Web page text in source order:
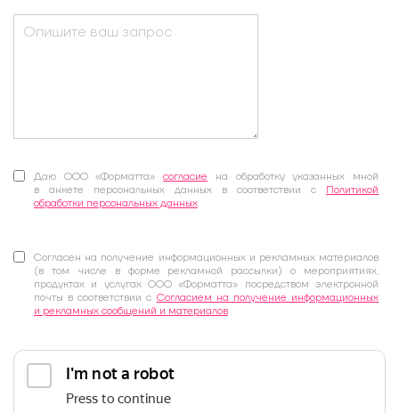
Даю ООО «Форматта»согласие на обработку указанных мной
в анкете персональных данных в соответствии с Политикой
обработки персональных данных
Согласен на получение информационных и рекламных материалов
(в том числе в форме рекламной рассылки) о мероприятиях,
продуктах и услугах ООО «Форматта» посредством электронной
почты в соответствии с Согласием на получение информационных
и рекламных сообщений и материалов